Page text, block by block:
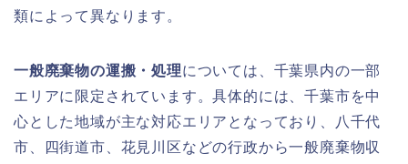
類によって異なります。
一般廃棄物の運搬・処理については、千葉県内の一部
エリアに限定されています。具体的には、千葉市を中
心とした地域が主な対応エリアとなっており、八千代
市、四街道市、花見川区などの行政から一般廃棄物収